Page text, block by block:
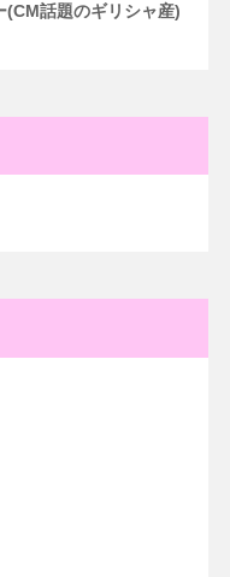
(CM話題のギリシャ産)